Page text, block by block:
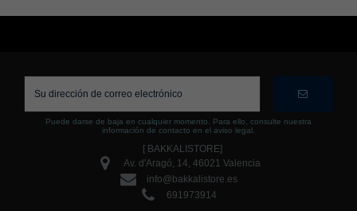
Puede darse de baja en cualquier momento. Para ello, consulte nuestra
información de contacto en el aviso legal.
[ BAKKALISTORE]
Av. d'Aragó, 14, 46021 Valencia
info@bakkalistore.es
691973914